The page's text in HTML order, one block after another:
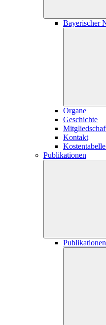
Bayerischer
Organe
Geschichte
Kontakt
Publikationen
Publikationen